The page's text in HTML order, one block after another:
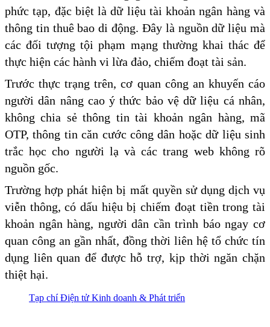
phức tạp, đặc biệt là dữ liệu tài khoản ngân hàng và
thông tin thuê bao di động. Đây là nguồn dữ liệu mà
các đối tượng tội phạm mạng thường khai thác để
thực hiện các hành vi lừa đảo, chiếm đoạt tài sản.
Trước thực trạng trên, cơ quan công an khuyến cáo
người dân nâng cao ý thức bảo vệ dữ liệu cá nhân,
không chia sẻ thông tin tài khoản ngân hàng, mã
OTP, thông tin căn cước công dân hoặc dữ liệu sinh
trắc học cho người lạ và các trang web không rõ
nguồn gốc.
Trường hợp phát hiện bị mất quyền sử dụng dịch vụ
viễn thông, có dấu hiệu bị chiếm đoạt tiền trong tài
khoản ngân hàng, người dân cần trình báo ngay cơ
quan công an gần nhất, đồng thời liên hệ tổ chức tín
dụng liên quan để được hỗ trợ, kịp thời ngăn chặn
thiệt hại.
Tạp chí Điện tử Kinh doanh & Phát triển